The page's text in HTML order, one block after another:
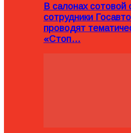
В салонах сотовой
сотрудники
проводят
«Стоп…